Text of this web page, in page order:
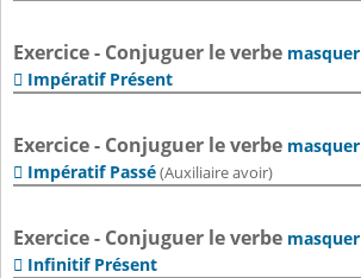
Exercice - Conjuguer le verbe masquer
 Impératif Présent
Exercice - Conjuguer le verbe masquer
 Impératif Passé(Auxiliaire avoir)
Exercice - Conjuguer le verbe masquer
 Infinitif Présent